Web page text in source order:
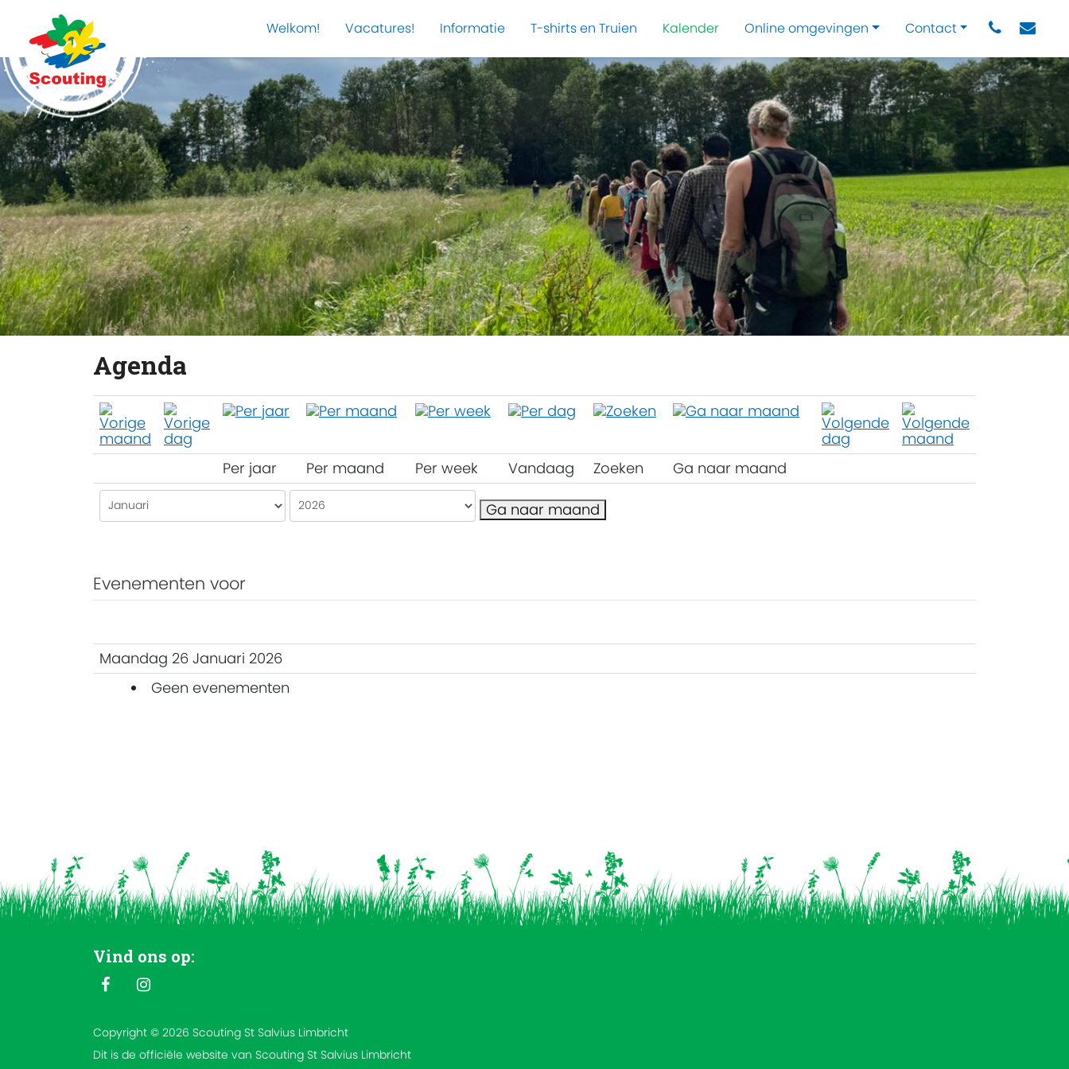
Welkom! Vacatures! Informatie T-shirts en Truien Kalender Online omgevingen Contact
Agenda
Per jaar Per maand Per week Vandaag Zoeken Ga naar maand
Ga naar maand
Evenementen voor
Maandag 26 Januari 2026
Geen evenementen
Vind ons op:
Copyright © 2026 Scouting St Salvius Limbricht
Dit is de officiële website van Scouting St Salvius Limbricht